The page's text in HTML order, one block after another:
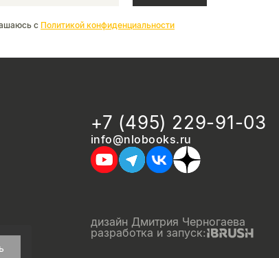
с Политикой конфиденциальности
+7 (495) 229-91-03
info@nlobooks.ru
дизайн Дмитрия Черногаева
разработка и запуск: